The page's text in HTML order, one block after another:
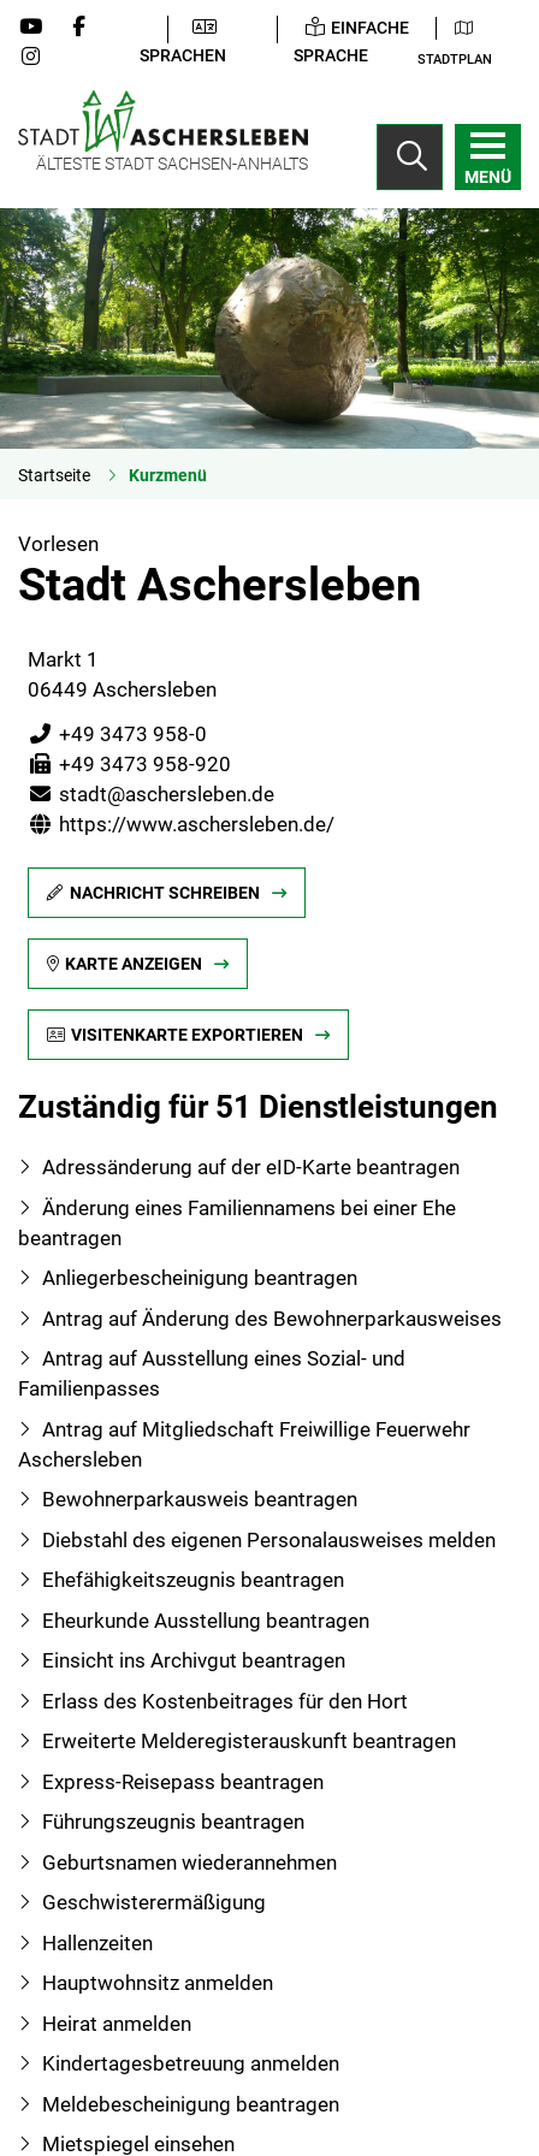
SPRACHEN
EINFACHE
SPRACHE
STADTPLAN
ÄLTESTE STADT SACHSEN-ANHALTS
MENÜ
Startseite Kurzmenü
Vorlesen
Stadt Aschersleben
Markt 1
06449 Aschersleben
+49 3473 958-0
+49 3473 958-920
stadt@aschersleben.de
https://www.aschersleben.de/
NACHRICHT SCHREIBEN
KARTE ANZEIGEN
VISITENKARTE EXPORTIEREN
Zuständig für 51 Dienstleistungen
Adressänderung auf der eID-Karte beantragen
Änderung eines Familiennamens bei einer Ehe
beantragen
Anliegerbescheinigung beantragen
Antrag auf Änderung des Bewohnerparkausweises
Antrag auf Ausstellung eines Sozial- und
Familienpasses
Antrag auf Mitgliedschaft Freiwillige Feuerwehr
Aschersleben
Bewohnerparkausweis beantragen
Diebstahl des eigenen Personalausweises melden
Ehefähigkeitszeugnis beantragen
Eheurkunde Ausstellung beantragen
Einsicht ins Archivgut beantragen
Erlass des Kostenbeitrages für den Hort
Erweiterte Melderegisterauskunft beantragen
Express-Reisepass beantragen
Führungszeugnis beantragen
Geburtsnamen wiederannehmen
Geschwisterermäßigung
Hallenzeiten
Hauptwohnsitz anmelden
Heirat anmelden
Kindertagesbetreuung anmelden
Meldebescheinigung beantragen
Mietspiegel einsehen